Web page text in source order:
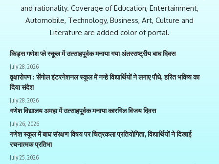
and rationality. Coverage of Education, Entertainment,
Automobile, Technology, Business, Art, Culture and
Literature are added color of portal.
किड्स गणेश प्ले स्कूल में उत्साहपूर्वक मनाया गया अंतरराष्ट्रीय बाघ दिवस
July 28, 2026
वृक्षारोपण : सेंगोल इंटरनेशनल स्कूल में नन्हे विद्यार्थियों ने लगाए पौधे, हरित भविष्य का
दिया संदेश
July 28, 2026
गणेश विद्यालय अमहा में उत्साहपूर्वक मनाया कारगिल विजय दिवस
July 26, 2026
गणेश स्कूल में बाघ संरक्षण विषय पर चित्रकला प्रतियोगिता, विद्यार्थियों ने दिखाई
रचनात्मक प्रतिभा
July 25, 2026